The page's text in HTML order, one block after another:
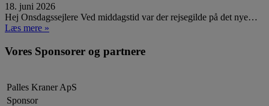
18. juni 2026
Hej Onsdagssejlere Ved middagstid var der rejsegilde på det nye…
Læs mere »
Vores Sponsorer og partnere
Palles Kraner ApS
Sponsor